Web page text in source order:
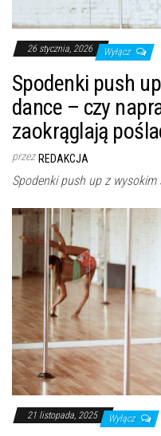
26 stycznia, 2026 Wyłącz
Spodenki push
dance – czy
zaokrąglają
przez REDAKCJA
Spodenki push up z
21 listopada, 2025 Wyłącz